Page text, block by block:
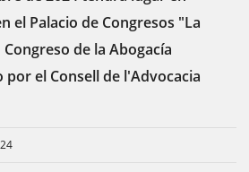
el Palacio de Congresos "La
de la Abogacía
por el Consell de l'Advocacia